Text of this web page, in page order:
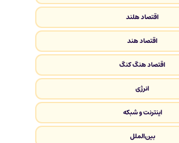
اقتصاد هلند
اقتصاد هند
اقتصاد هنگ کنگ
انرژی
اینترنت و شبکه
بین‌الملل